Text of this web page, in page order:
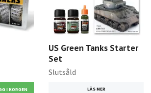
US Green Tanks Starter
Set
Slutsåld
LÄS MER